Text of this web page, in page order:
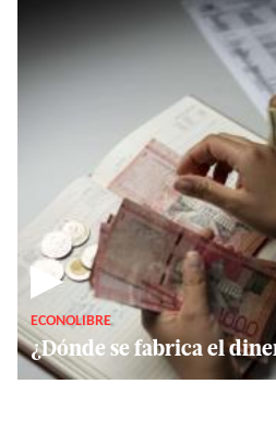
▶
ECONOLIBRE
¿Dónde se fabrica el